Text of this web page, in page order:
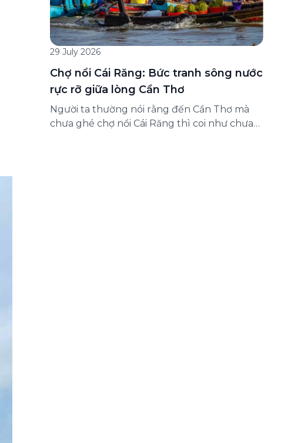
29 July 2026
Chợ nổi Cái Răng: Bức tranh sông nước
rực rỡ giữa lòng Cần Thơ
Người ta thường nói rằng đến Cần Thơ mà
chưa ghé chợ nổi Cái Răng thì coi như chưa